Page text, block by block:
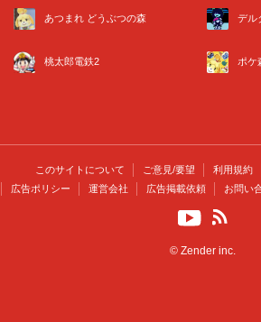
あつまれ どうぶつの森 デル
桃太郎電鉄2 ポケ
このサイトについて ご意見/要望 利用規約
広告ポリシー
運営会社 広告掲載依頼 お問い
© Zender inc.